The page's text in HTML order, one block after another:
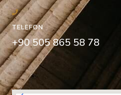
TELEFON
+90 505 865 58 78